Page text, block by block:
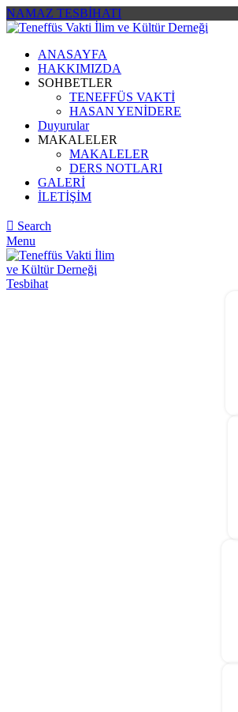
NAMAZ TESBİHATI
ANASAYFA
HAKKIMIZDA
SOHBETLER
TENEFFÜS VAKTİ
HASAN YENİDERE
Duyurular
MAKALELER
MAKALELER
DERS NOTLARI
GALERİ
İLETİŞİM
Search
Menu
Tesbihat